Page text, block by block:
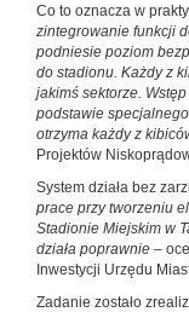
Co to oznacza w
zintegrowanie funkcji
podniesie poziom
do stadionu. Każdy z
jakimś sektorze.
podstawie
otrzyma każdy z
Projektów
System działa bez
prace przy tworzeniu
Stadionie Miejskim w
działa poprawnie –
Inwestycji Urzędu
Zadanie zostało